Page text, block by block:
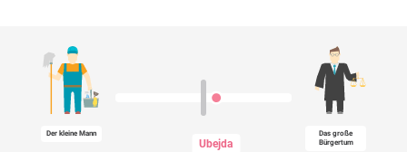
Der kleine Mann
Ubejda
Das große
Bürgertum